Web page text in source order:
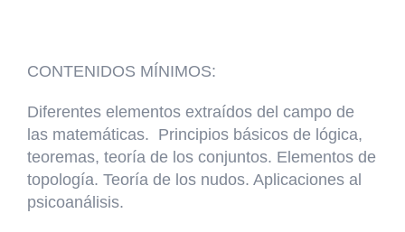
CONTENIDOS MÍNIMOS:
Diferentes elementos extraídos del campo de
las matemáticas. Principios básicos de lógica,
teoremas, teoría de los conjuntos. Elementos de
topología. Teoría de los nudos. Aplicaciones al
psicoanálisis.